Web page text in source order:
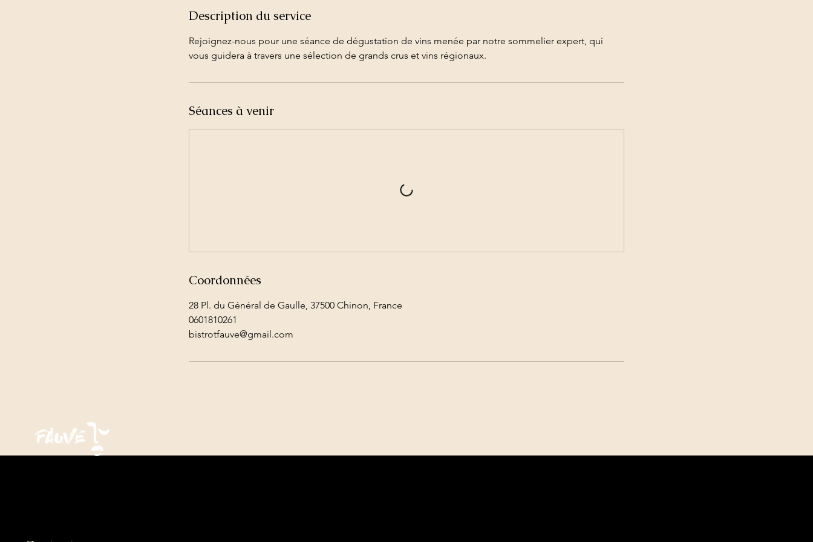
Description du service
Rejoignez-nous pour une séance de dégustation de vins menée par notre sommelier expert, qui
vous guidera à travers une sélection de grands crus et vins régionaux.
Séances à venir
Coordonnées
28 Pl. du Général de Gaulle, 37500 Chinon, France
0601810261
bistrotfauve@gmail.com